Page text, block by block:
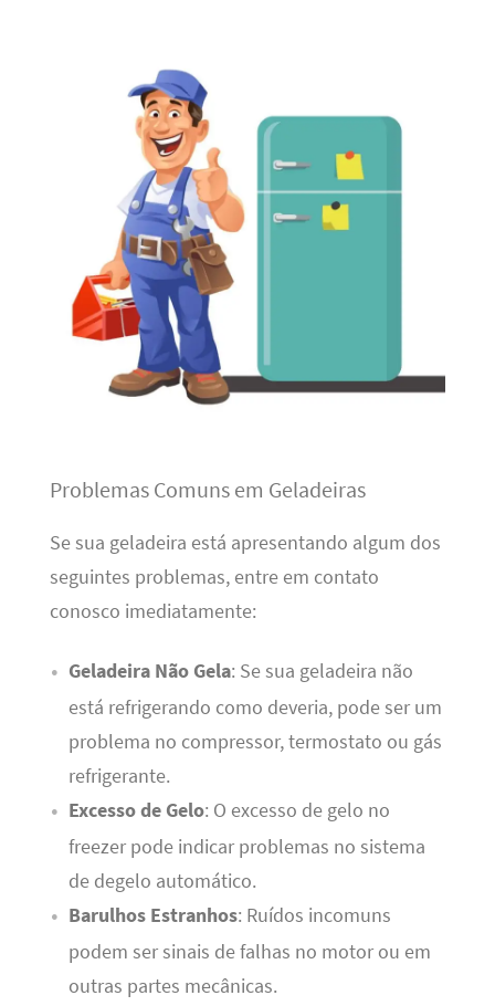
Problemas Comuns em Geladeiras
Se sua geladeira está apresentando algum dos
seguintes problemas, entre em contato
conosco imediatamente:
Geladeira Não Gela: Se sua geladeira não
está refrigerando como deveria, pode ser um
problema no compressor, termostato ou gás
refrigerante.
Excesso de Gelo: O excesso de gelo no
freezer pode indicar problemas no sistema
de degelo automático.
Barulhos Estranhos: Ruídos incomuns
podem ser sinais de falhas no motor ou em
outras partes mecânicas.